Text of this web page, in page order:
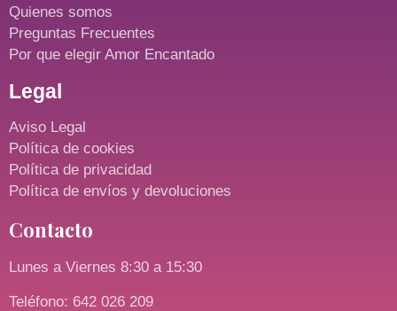
Quienes somos
Preguntas Frecuentes
Por que elegir Amor Encantado
Legal
Aviso Legal
Política de cookies
Política de privacidad
Política de envíos y devoluciones
Contacto
Lunes a Viernes 8:30 a 15:30
Teléfono: 642 026 209